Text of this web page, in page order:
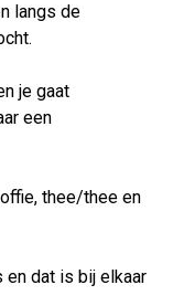
langs de
je gaat
een
thee/thee en
dat is bij elkaar